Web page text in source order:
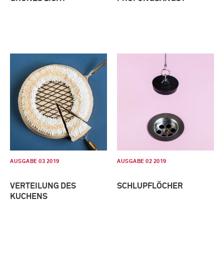
AUSGABE 03 2019
VERTEILUNG DES
KUCHENS
AUSGABE 02 2019
SCHLUPFLÖCHER